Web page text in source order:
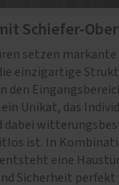
Schiefer-
setzen markante
einzigartige
den
Unikat, das
dabei
ist. In
eine
Sicherheit perfekt